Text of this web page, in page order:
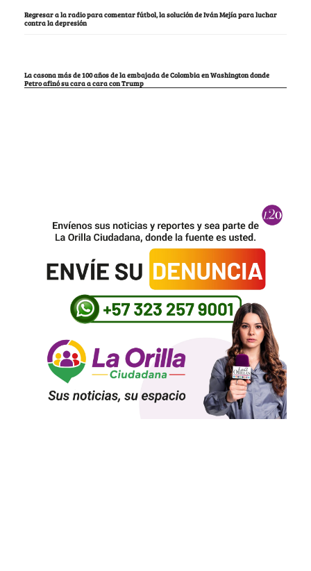
Regresar a la radio para comentar fútbol, la solución de Iván Mejía para luchar
contra la depresión
La casona más de 100 años de la embajada de Colombia en Washington donde
Petro afinó su cara a cara con Trump